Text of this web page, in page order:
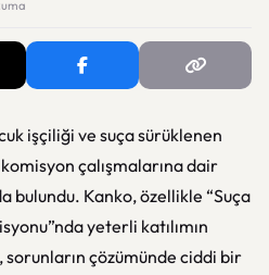
işçiliği ve suça sürüklenen
çalışmalarına dair
bulundu. Kanko, özellikle “Suça
yeterli katılımın
sorunların çözümünde ciddi bir